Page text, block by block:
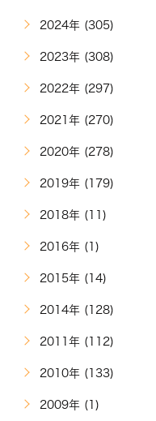
2024年 (305)
2023年 (308)
2022年 (297)
2021年 (270)
2020年 (278)
2019年 (179)
2018年 (11)
2016年 (1)
2015年 (14)
2014年 (128)
2011年 (112)
2010年 (133)
2009年 (1)